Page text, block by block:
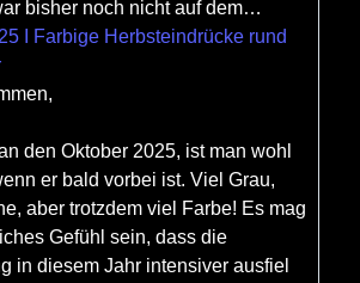
bisher noch nicht auf dem…
I Farbige Herbsteindrücke rund
den Oktober 2025, ist man wohl
er bald vorbei ist. Viel Grau,
aber trotzdem viel Farbe! Es mag
Gefühl sein, dass die
in diesem Jahr intensiver ausfiel